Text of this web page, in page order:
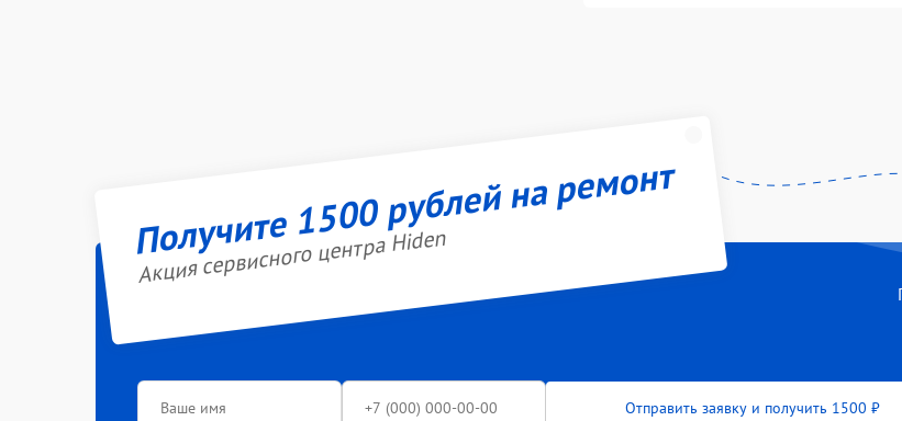
Получите 1500 рублей на ремонт
Акция сервисного центра Hiden
Отправить заявку и получить 1500 ₽